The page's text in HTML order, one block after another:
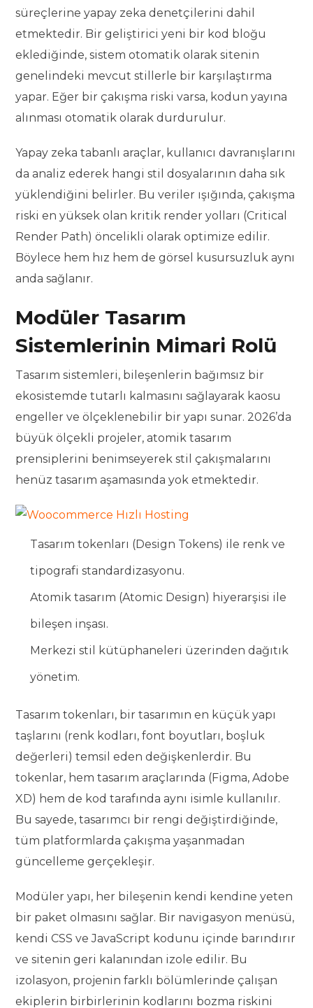
süreçlerine yapay zeka denetçilerini dahil
etmektedir. Bir geliştirici yeni bir kod bloğu
eklediğinde, sistem otomatik olarak sitenin
genelindeki mevcut stillerle bir karşılaştırma
yapar. Eğer bir çakışma riski varsa, kodun yayına
alınması otomatik olarak durdurulur.
Yapay zeka tabanlı araçlar, kullanıcı davranışlarını
da analiz ederek hangi stil dosyalarının daha sık
yüklendiğini belirler. Bu veriler ışığında, çakışma
riski en yüksek olan kritik render yolları (Critical
Render Path) öncelikli olarak optimize edilir.
Böylece hem hız hem de görsel kusursuzluk aynı
anda sağlanır.
Modüler Tasarım
Sistemlerinin Mimari Rolü
Tasarım sistemleri, bileşenlerin bağımsız bir
ekosistemde tutarlı kalmasını sağlayarak kaosu
engeller ve ölçeklenebilir bir yapı sunar. 2026’da
büyük ölçekli projeler, atomik tasarım
prensiplerini benimseyerek stil çakışmalarını
henüz tasarım aşamasında yok etmektedir.
Tasarım tokenları (Design Tokens) ile renk ve
tipografi standardizasyonu.
Atomik tasarım (Atomic Design) hiyerarşisi ile
bileşen inşası.
Merkezi stil kütüphaneleri üzerinden dağıtık
yönetim.
Tasarım tokenları, bir tasarımın en küçük yapı
taşlarını (renk kodları, font boyutları, boşluk
değerleri) temsil eden değişkenlerdir. Bu
tokenlar, hem tasarım araçlarında (Figma, Adobe
XD) hem de kod tarafında aynı isimle kullanılır.
Bu sayede, tasarımcı bir rengi değiştirdiğinde,
tüm platformlarda çakışma yaşanmadan
güncelleme gerçekleşir.
Modüler yapı, her bileşenin kendi kendine yeten
bir paket olmasını sağlar. Bir navigasyon menüsü,
kendi CSS ve JavaScript kodunu içinde barındırır
ve sitenin geri kalanından izole edilir. Bu
izolasyon, projenin farklı bölümlerinde çalışan
ekiplerin birbirlerinin kodlarını bozma riskini